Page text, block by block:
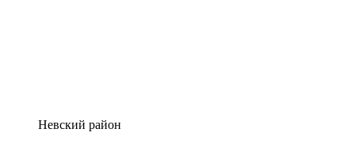
Невский район